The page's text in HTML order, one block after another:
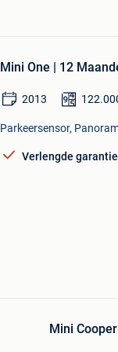
Mini One | 12
2013
Parkeersensor,
Verlengde garantie
Mini